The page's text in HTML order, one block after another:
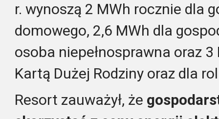
r. wynoszą 2 MWh rocznie dla
domowego, 2,6 MWh dla
osoba niepełnosprawna oraz
Kartą Dużej Rodziny oraz dla
Resort zauważył, że